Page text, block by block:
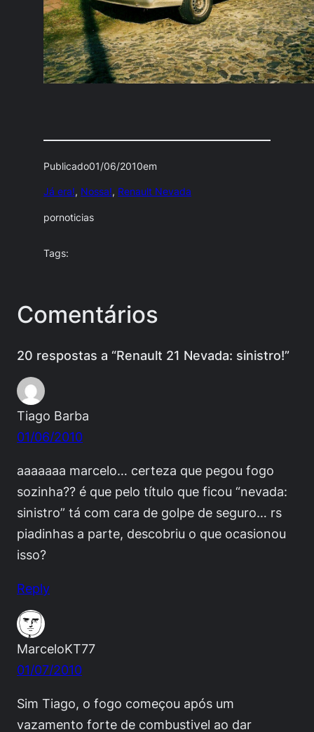
Publicado01/06/2010em
Já era!, Nossa!, Renault Nevada
pornoticias
Tags:
Comentários
20 respostas a “Renault 21 Nevada: sinistro!”
Tiago Barba
01/06/2010
aaaaaaa marcelo… certeza que pegou fogo
sozinha?? é que pelo título que ficou “nevada:
sinistro” tá com cara de golpe de seguro… rs
piadinhas a parte, descobriu o que ocasionou
isso?
Reply
MarceloKT77
01/07/2010
Sim Tiago, o fogo começou após um
vazamento forte de combustivel ao dar